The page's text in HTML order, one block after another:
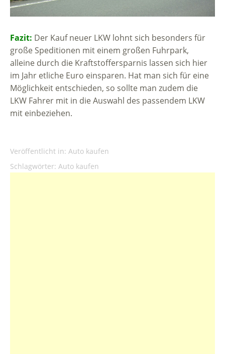
Fazit: Der Kauf neuer LKW lohnt sich besonders für
große Speditionen mit einem großen Fuhrpark,
alleine durch die Kraftstoffersparnis lassen sich hier
im Jahr etliche Euro einsparen. Hat man sich für eine
Möglichkeit entschieden, so sollte man zudem die
LKW Fahrer mit in die Auswahl des passendem LKW
mit einbeziehen.
Veröffentlicht in: Auto kaufen
Schlagwörter: Auto kaufen